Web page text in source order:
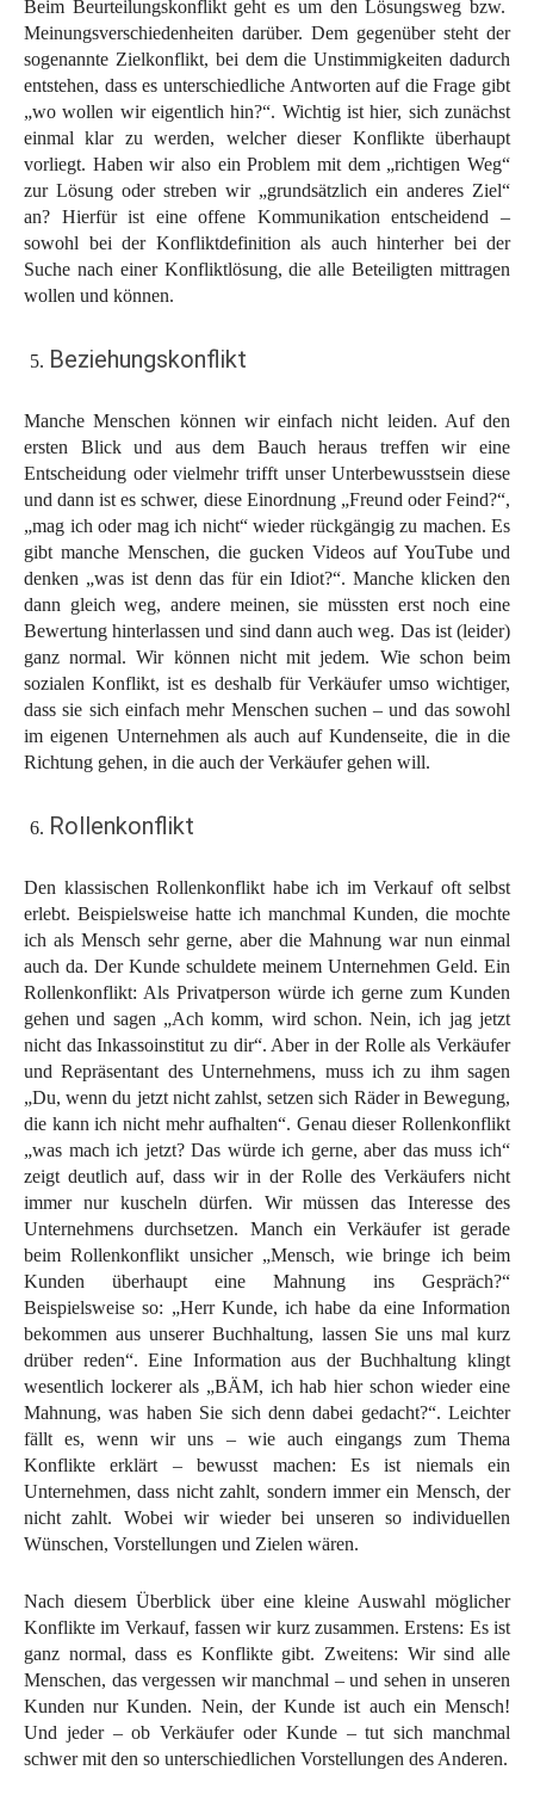
Beim Beurteilungskonflikt geht es um den Lösungsweg bzw.
Meinungsverschiedenheiten darüber. Dem gegenüber steht der
sogenannte Zielkonflikt, bei dem die Unstimmigkeiten dadurch
entstehen, dass es unterschiedliche Antworten auf die Frage gibt
„wo wollen wir eigentlich hin?“. Wichtig ist hier, sich zunächst
einmal klar zu werden, welcher dieser Konflikte überhaupt
vorliegt. Haben wir also ein Problem mit dem „richtigen Weg“
zur Lösung oder streben wir „grundsätzlich ein anderes Ziel“
an? Hierfür ist eine offene Kommunikation entscheidend –
sowohl bei der Konfliktdefinition als auch hinterher bei der
Suche nach einer Konfliktlösung, die alle Beteiligten mittragen
wollen und können.
Beziehungskonflikt
Manche Menschen können wir einfach nicht leiden. Auf den
ersten Blick und aus dem Bauch heraus treffen wir eine
Entscheidung oder vielmehr trifft unser Unterbewusstsein diese
und dann ist es schwer, diese Einordnung „Freund oder Feind?“,
„mag ich oder mag ich nicht“ wieder rückgängig zu machen. Es
gibt manche Menschen, die gucken Videos auf YouTube und
denken „was ist denn das für ein Idiot?“. Manche klicken den
dann gleich weg, andere meinen, sie müssten erst noch eine
Bewertung hinterlassen und sind dann auch weg. Das ist (leider)
ganz normal. Wir können nicht mit jedem. Wie schon beim
sozialen Konflikt, ist es deshalb für Verkäufer umso wichtiger,
dass sie sich einfach mehr Menschen suchen – und das sowohl
im eigenen Unternehmen als auch auf Kundenseite, die in die
Richtung gehen, in die auch der Verkäufer gehen will.
Rollenkonflikt
Den klassischen Rollenkonflikt habe ich im Verkauf oft selbst
erlebt. Beispielsweise hatte ich manchmal Kunden, die mochte
ich als Mensch sehr gerne, aber die Mahnung war nun einmal
auch da. Der Kunde schuldete meinem Unternehmen Geld. Ein
Rollenkonflikt: Als Privatperson würde ich gerne zum Kunden
gehen und sagen „Ach komm, wird schon. Nein, ich jag jetzt
nicht das Inkassoinstitut zu dir“. Aber in der Rolle als Verkäufer
und Repräsentant des Unternehmens, muss ich zu ihm sagen
„Du, wenn du jetzt nicht zahlst, setzen sich Räder in Bewegung,
die kann ich nicht mehr aufhalten“. Genau dieser Rollenkonflikt
„was mach ich jetzt? Das würde ich gerne, aber das muss ich“
zeigt deutlich auf, dass wir in der Rolle des Verkäufers nicht
immer nur kuscheln dürfen. Wir müssen das Interesse des
Unternehmens durchsetzen. Manch ein Verkäufer ist gerade
beim Rollenkonflikt unsicher „Mensch, wie bringe ich beim
Kunden überhaupt eine Mahnung ins Gespräch?“
Beispielsweise so: „Herr Kunde, ich habe da eine Information
bekommen aus unserer Buchhaltung, lassen Sie uns mal kurz
drüber reden“. Eine Information aus der Buchhaltung klingt
wesentlich lockerer als „BÄM, ich hab hier schon wieder eine
Mahnung, was haben Sie sich denn dabei gedacht?“. Leichter
fällt es, wenn wir uns – wie auch eingangs zum Thema
Konflikte erklärt – bewusst machen: Es ist niemals ein
Unternehmen, dass nicht zahlt, sondern immer ein Mensch, der
nicht zahlt. Wobei wir wieder bei unseren so individuellen
Wünschen, Vorstellungen und Zielen wären.
Nach diesem Überblick über eine kleine Auswahl möglicher
Konflikte im Verkauf, fassen wir kurz zusammen. Erstens: Es ist
ganz normal, dass es Konflikte gibt. Zweitens: Wir sind alle
Menschen, das vergessen wir manchmal – und sehen in unseren
Kunden nur Kunden. Nein, der Kunde ist auch ein Mensch!
Und jeder – ob Verkäufer oder Kunde – tut sich manchmal
schwer mit den so unterschiedlichen Vorstellungen des Anderen.